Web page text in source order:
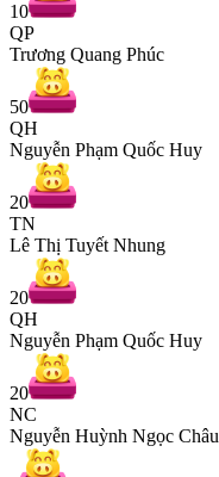
10
QP
Trương Quang Phúc
50
QH
Nguyễn Phạm Quốc Huy
20
TN
Lê Thị Tuyết Nhung
20
QH
Nguyễn Phạm Quốc Huy
20
NC
Nguyễn Huỳnh Ngọc Châu